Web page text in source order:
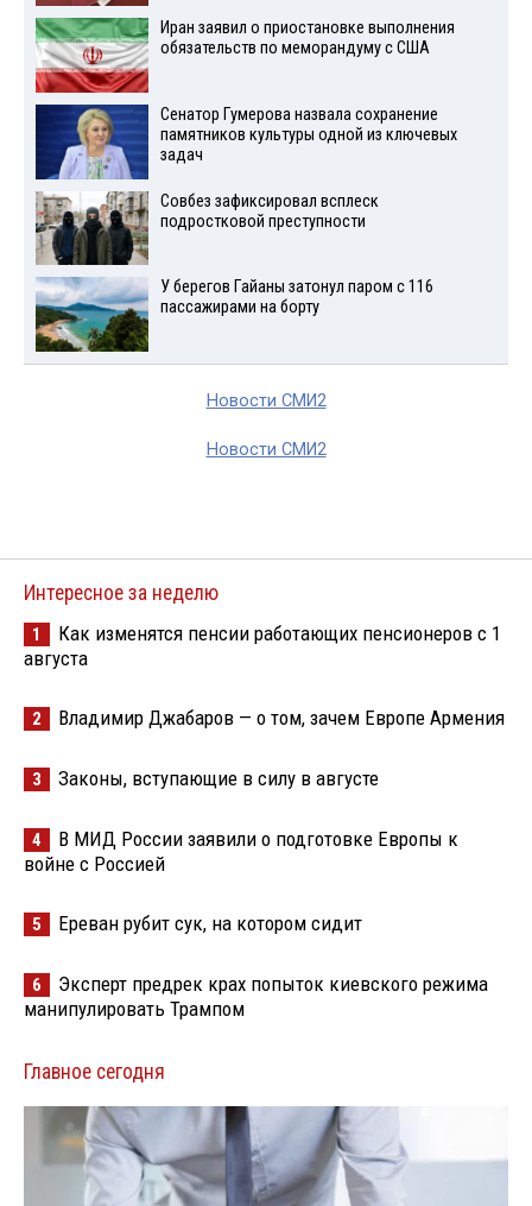
Иран заявил о приостановке выполнения
обязательств по меморандуму с США
Сенатор Гумерова назвала сохранение
памятников культуры одной из ключевых
задач
Совбез зафиксировал всплеск
подростковой преступности
У берегов Гайаны затонул паром с 116
пассажирами на борту
Новости СМИ2
Новости СМИ2
Интересное за неделю
1
Как изменятся пенсии работающих пенсионеров с 1
августа
2 Владимир Джабаров — о том, зачем Европе Армения
3 Законы, вступающие в силу в августе
4
В МИД России заявили о подготовке Европы к
войне с Россией
5 Ереван рубит сук, на котором сидит
6
Эксперт предрек крах попыток киевского режима
манипулировать Трампом
Главное сегодня